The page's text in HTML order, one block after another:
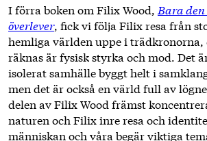
I förra boken om Filix Wood, Bara den
överlever, fick vi följa Filix resa från
hemliga världen uppe i trädkronorna,
räknas är fysisk styrka och mod. Det
isolerat samhälle byggt helt i
men det är också en värld full av
delen av Filix Wood främst
naturen och Filix inre resa och
människan och våra begär viktiga